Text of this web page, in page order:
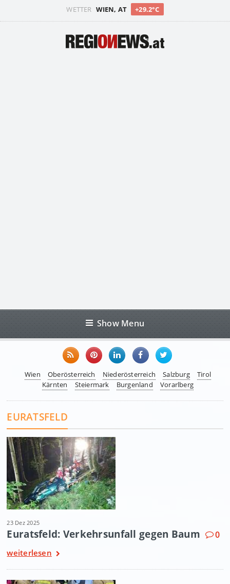
WETTER WIEN, AT +29.2°C
Show Menu
Wien Oberösterreich Niederösterreich Salzburg
Tirol
Kärnten
Steiermark Burgenland Vorarlberg
EURATSFELD
23 Dez 2025
Euratsfeld: Verkehrsunfall gegen Baum 0
weiterlesen